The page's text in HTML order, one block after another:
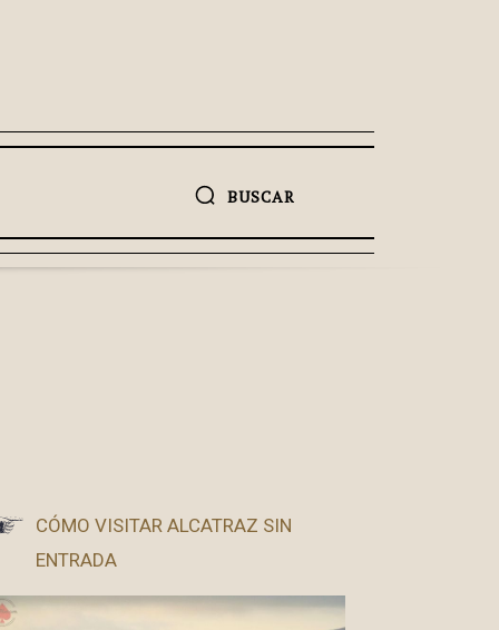
BUSCAR
CÓMO VISITAR ALCATRAZ SIN
ENTRADA